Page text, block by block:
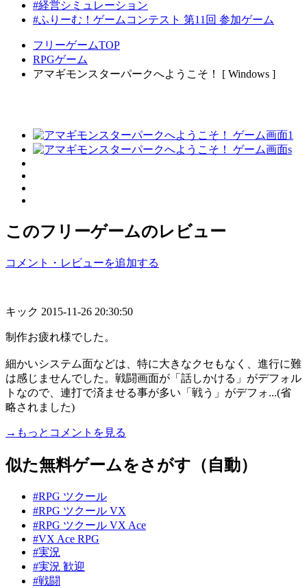
#経営シミュレーション
#ふりーむ！ゲームコンテスト 第11回 参加ゲーム
フリーゲームTOP
RPGゲーム
アマギモンスターパークへようこそ！ [ Windows ]
このフリーゲームのレビュー
コメント・レビューを追加する
キック 2015-11-26 20:30:50
制作お疲れ様でした。
細かいシステム面などは、特に大きなクセもなく、進行に難
は感じませんでした。戦闘画面が「話しかける」がデフォル
トなので、連打で済ませる事が多い「戦う」がデフォ...(省
略されました)
→もっとコメントを見る
似た無料ゲームをさがす（自動）
#RPG ツクール
#RPG ツクール VX
#RPG ツクール VX Ace
#VX Ace RPG
#実況
#実況 歓迎
#戦闘